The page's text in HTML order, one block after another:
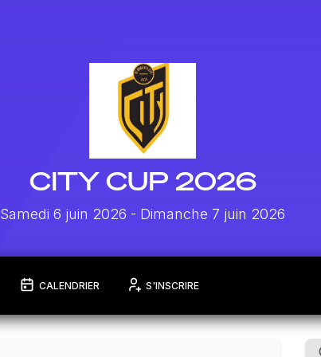
CITY CUP 2026
Samedi 6 juin 2026 - Dimanche 7 juin 2026
CALENDRIER S'INSCRIRE